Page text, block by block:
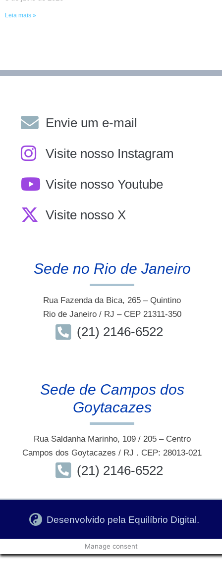
Leia mais »
Envie um e-mail
Visite nosso Instagram
Visite nosso Youtube
Visite nosso X
Sede no Rio de Janeiro
Rua Fazenda da Bica, 265 – Quintino
Rio de Janeiro / RJ – CEP 21311-350
(21) 2146-6522
Sede de Campos dos
Goytacazes
Rua Saldanha Marinho, 109 / 205 – Centro
Campos dos Goytacazes / RJ . CEP: 28013-021
(21) 2146-6522
Desenvolvido pela Equilíbrio Digital.
Manage consent